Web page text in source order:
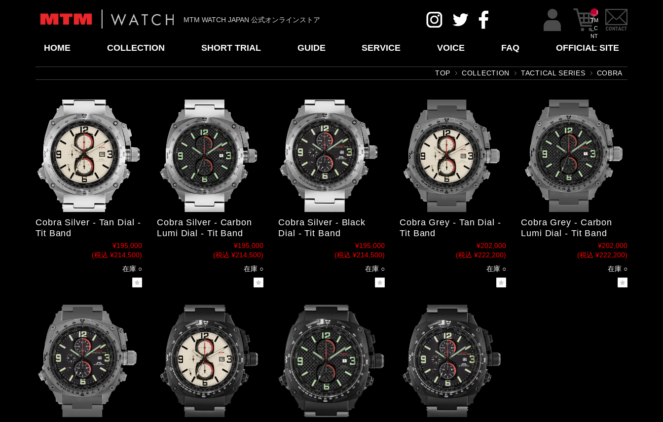
MTM WATCH JAPAN 公式オンラインストア
__I
TM
_C
NT
__
HOME COLLECTION SHORT TRIAL GUIDE SERVICE VOICE FAQ OFFICIAL SITE
TOP COLLECTION TACTICAL SERIES COBRA
Cobra Silver - Tan Dial -
Tit Band
¥195,000
(税込 ¥214,500)
在庫 ○
Cobra Silver - Carbon
Lumi Dial - Tit Band
¥195,000
(税込 ¥214,500)
在庫 ○
Cobra Silver - Black
Dial - Tit Band
¥195,000
(税込 ¥214,500)
在庫 ○
Cobra Grey - Tan Dial -
Tit Band
¥202,000
(税込 ¥222,200)
在庫 ○
Cobra Grey - Carbon
Lumi Dial - Tit Band
¥202,000
(税込 ¥222,200)
在庫 ○